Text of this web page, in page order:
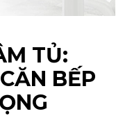
TỦ:
BẾP